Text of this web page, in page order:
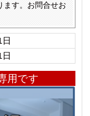
ます。お問合せお
用です